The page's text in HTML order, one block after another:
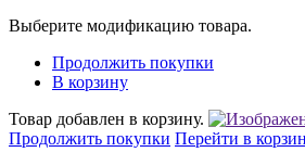
Выберите модификацию товара.
Продолжить покупки
В корзину
Товар добавлен в корзину.
Продолжить покупки Перейти в